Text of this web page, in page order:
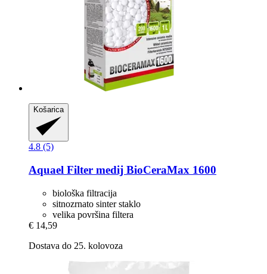
Košarica
4.8 (5)
Aquael Filter medij BioCeraMax 1600
biološka filtracija
sitnozrnato sinter staklo
velika površina filtera
€ 14,59
Dostava do 25. kolovoza